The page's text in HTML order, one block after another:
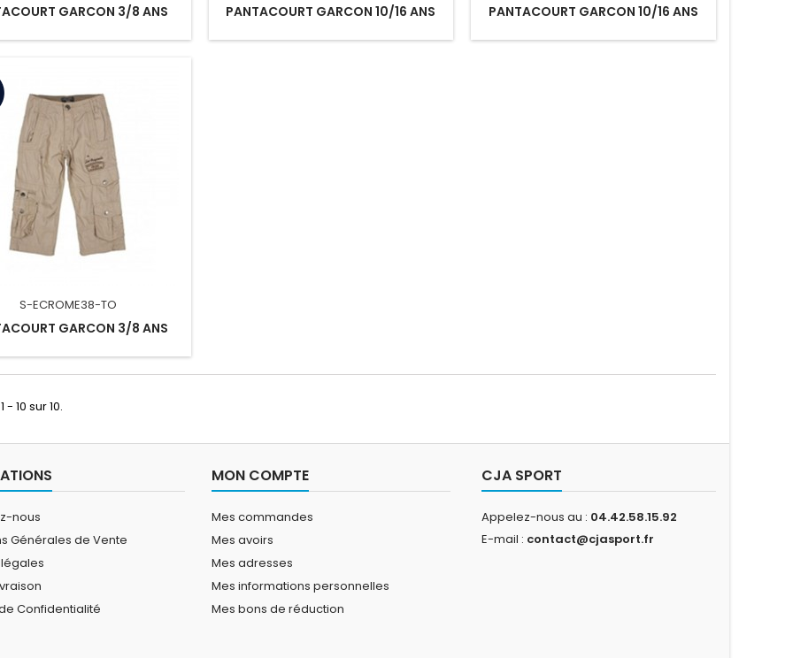
GARCON 3/8 ANS PANTACOURT GARCON 10/16 ANS PANTACOURT GARCON 10/16 ANS
S-ECROME38-TO
GARCON 3/8 ANS
- 10 sur 10.
nous
Générales de Vente
Confidentialité
MON COMPTE
Mes commandes
Mes avoirs
Mes adresses
Mes informations personnelles
Mes bons de réduction
CJA SPORT
Appelez-nous au : 04.42.58.15.92
E-mail : contact@cjasport.fr